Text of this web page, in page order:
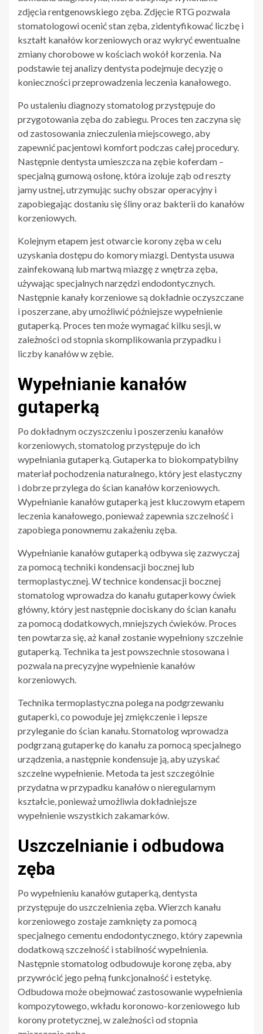
zdjęcia rentgenowskiego zęba. Zdjęcie RTG pozwala
stomatologowi ocenić stan zęba, zidentyfikować liczbę i
kształt kanałów korzeniowych oraz wykryć ewentualne
zmiany chorobowe w kościach wokół korzenia. Na
podstawie tej analizy dentysta podejmuje decyzję o
konieczności przeprowadzenia leczenia kanałowego.
Po ustaleniu diagnozy stomatolog przystępuje do
przygotowania zęba do zabiegu. Proces ten zaczyna się
od zastosowania znieczulenia miejscowego, aby
zapewnić pacjentowi komfort podczas całej procedury.
Następnie dentysta umieszcza na zębie koferdam –
specjalną gumową osłonę, która izoluje ząb od reszty
jamy ustnej, utrzymując suchy obszar operacyjny i
zapobiegając dostaniu się śliny oraz bakterii do kanałów
korzeniowych.
Kolejnym etapem jest otwarcie korony zęba w celu
uzyskania dostępu do komory miazgi. Dentysta usuwa
zainfekowaną lub martwą miazgę z wnętrza zęba,
używając specjalnych narzędzi endodontycznych.
Następnie kanały korzeniowe są dokładnie oczyszczane
i poszerzane, aby umożliwić późniejsze wypełnienie
gutaperką. Proces ten może wymagać kilku sesji, w
zależności od stopnia skomplikowania przypadku i
liczby kanałów w zębie.
Wypełnianie kanałów
gutaperką
Po dokładnym oczyszczeniu i poszerzeniu kanałów
korzeniowych, stomatolog przystępuje do ich
wypełniania gutaperką. Gutaperka to biokompatybilny
materiał pochodzenia naturalnego, który jest elastyczny
i dobrze przylega do ścian kanałów korzeniowych.
Wypełnianie kanałów gutaperką jest kluczowym etapem
leczenia kanałowego, ponieważ zapewnia szczelność i
zapobiega ponownemu zakażeniu zęba.
Wypełnianie kanałów gutaperką odbywa się zazwyczaj
za pomocą techniki kondensacji bocznej lub
termoplastycznej. W technice kondensacji bocznej
stomatolog wprowadza do kanału gutaperkowy ćwiek
główny, który jest następnie dociskany do ścian kanału
za pomocą dodatkowych, mniejszych ćwieków. Proces
ten powtarza się, aż kanał zostanie wypełniony szczelnie
gutaperką. Technika ta jest powszechnie stosowana i
pozwala na precyzyjne wypełnienie kanałów
korzeniowych.
Technika termoplastyczna polega na podgrzewaniu
gutaperki, co powoduje jej zmiękczenie i lepsze
przyleganie do ścian kanału. Stomatolog wprowadza
podgrzaną gutaperkę do kanału za pomocą specjalnego
urządzenia, a następnie kondensuje ją, aby uzyskać
szczelne wypełnienie. Metoda ta jest szczególnie
przydatna w przypadku kanałów o nieregularnym
kształcie, ponieważ umożliwia dokładniejsze
wypełnienie wszystkich zakamarków.
Uszczelnianie i odbudowa
zęba
Po wypełnieniu kanałów gutaperką, dentysta
przystępuje do uszczelnienia zęba. Wierzch kanału
korzeniowego zostaje zamknięty za pomocą
specjalnego cementu endodontycznego, który zapewnia
dodatkową szczelność i stabilność wypełnienia.
Następnie stomatolog odbudowuje koronę zęba, aby
przywrócić jego pełną funkcjonalność i estetykę.
Odbudowa może obejmować zastosowanie wypełnienia
kompozytowego, wkładu koronowo-korzeniowego lub
korony protetycznej, w zależności od stopnia